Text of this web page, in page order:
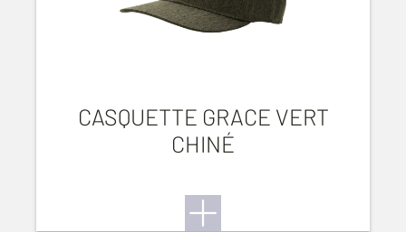
CASQUETTE GRACE VERT
CHINÉ